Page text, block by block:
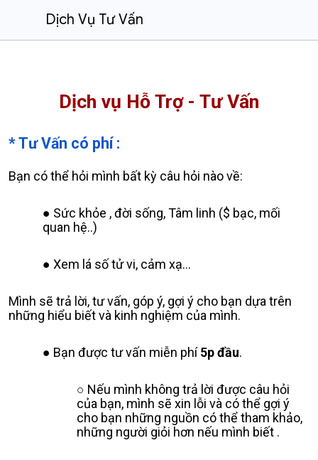
Dịch Vụ Tư Vấn
Dịch vụ Hỗ Trợ - Tư Vấn
* Tư Vấn có phí :
Bạn có thể hỏi mình bất kỳ câu hỏi nào về:
Sức khỏe , đời sống, Tâm linh ($ bạc, mối
quan hệ..)
Xem lá số tử vi, cảm xạ…
Mình sẽ trả lời, tư vấn, góp ý, gợi ý cho bạn dựa trên
những hiểu biết và kinh nghiệm của mình.
Bạn được tư vấn miễn phí5p đầu.
Nếu mình không trả lời được câu hỏi
của bạn, mình sẽ xin lỗi và có thể gợi ý
cho bạn những nguồn có thể tham khảo,
những người giỏi hơn nếu mình biết .